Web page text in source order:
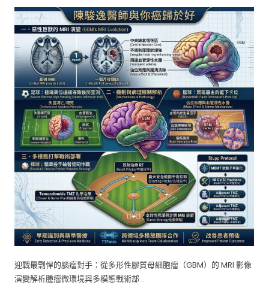
迎戰最剽悍的腦瘤對手：從多形性膠質母細胞瘤（GBM）的 MRI 影像
演變解析腫瘤微環境與多模態戰術部...